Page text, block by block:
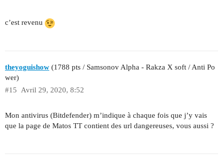
c’est revenu
theyoguishow (1788 pts / Samsonov Alpha - Rakza X soft / Anti Po
wer)
Avril 29, 2020, 8:52
#15
Mon antivirus (Bitdefender) m’indique à chaque fois que j’y vais
que la page de Matos TT contient des url dangereuses, vous aussi ?